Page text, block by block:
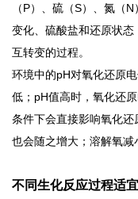
（P）、硫（S）、氮（
变化、硫酸盐和还原状
互转变的过程。
环境中的pH对氧化还原
低；pH值高时，氧化还原
条件下会直接影响氧化
也会随之增大；溶解氧减
不同生化反应过程适